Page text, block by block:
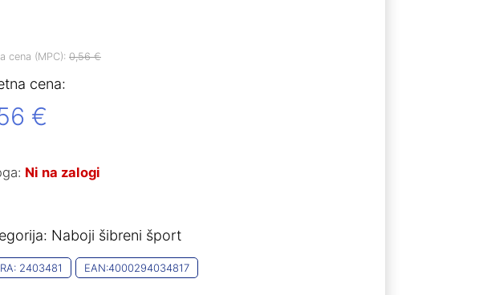
cena (MPC): 0,56€
cena:
€
Ni na zalogi
Naboji šibreni šport
2403481 EAN:4000294034817